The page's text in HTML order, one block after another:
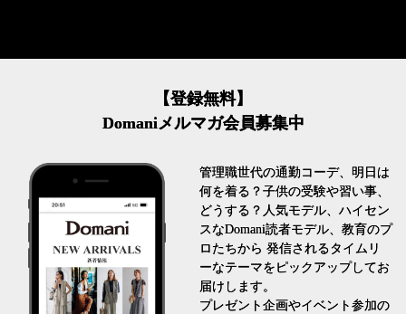
【登録無料】
Domaniメルマガ会員募集中
管理職世代の通勤コーデ、明日は
何を着る？子供の受験や習い事、
どうする？人気モデル、ハイセン
スなDomani読者モデル、教育のプ
ロたちから 発信されるタイムリ
ーなテーマをピックアップしてお
届けします。
プレゼント企画やイベント参加の